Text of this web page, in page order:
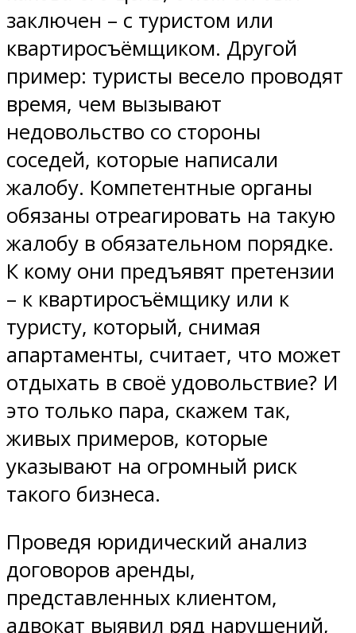
заключен – с туристом или
квартиросъёмщиком. Другой
пример: туристы весело проводят
время, чем вызывают
недовольство со стороны
соседей, которые написали
жалобу. Компетентные органы
обязаны отреагировать на такую
жалобу в обязательном порядке.
К кому они предъявят претензии
– к квартиросъёмщику или к
туристу, который, снимая
апартаменты, считает, что может
отдыхать в своё удовольствие? И
это только пара, скажем так,
живых примеров, которые
указывают на огромный риск
такого бизнеса.
Проведя юридический анализ
договоров аренды,
представленных клиентом,
адвокат выявил ряд нарушений,